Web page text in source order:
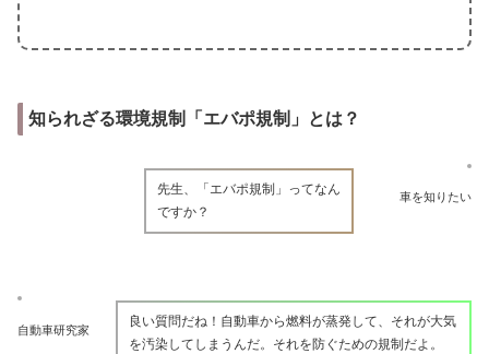
知られざる環境規制「エバポ規制」とは？
車を知りたい
先生、「エバポ規制」ってなん
ですか？
自動車研究家
良い質問だね！自動車から燃料が蒸発して、それが大気
を汚染してしまうんだ。それを防ぐための規制だよ。